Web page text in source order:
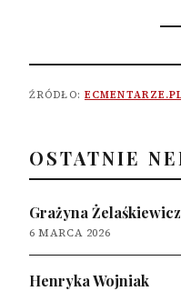
ŹRÓDŁO: ECMENTARZE.PL
OSTATNIE
Grażyna Żelaśkiewicz
6 MARCA 2026
Henryka Wojniak